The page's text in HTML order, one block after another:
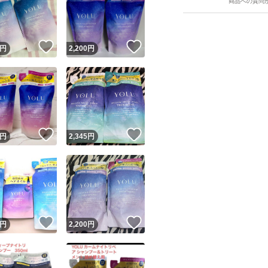
ユーザーの実績について
マが定めた一定の基準を満たしたユーザーにバッジを付与しています
品者
引出品者 Yahoo!フリマの基準をクリアした安心・安全なユーザーです
績◯+ このユーザーはYahoo!フリマの取引を完了させた実績がありま
この商品の情報をコピーします
品画像の無断転載は禁止されています
ピーは1商品につき1回です
円 いいね！
2,200円
円 いいね！
2,345円
円 いいね！
2,200円